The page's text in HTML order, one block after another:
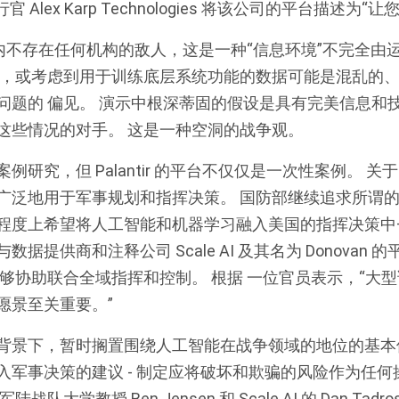
官 Alex Karp Technologies 将该公司的平台描述为“让
存在任何机构的敌人，这是一种“信息环境”不完全由
或考虑到用于训练底层系统功能的数据可能是混乱的
题的 偏见。 演示中根深蒂固的假设是具有完美信息和
些情况的对手。 这是一种空洞的战争观。
例研究，但 Palantir 的平台不仅仅是一次性案例 。 关
泛地用于军事规划和指挥决策。 国防部继续追求所谓的
度上希望将人工智能和机器学习融入美国的指挥决策
数据提供商和注释公司 Scale AI 及其名为 Donovan 的
协助联合全域指挥和控制。 根据一位官员表示，“大
景至关重要。”
景下，暂时搁置围绕人工智能在战争领域的地位的基
军事决策的建议 - 制定应将破坏和欺骗的风险作为任